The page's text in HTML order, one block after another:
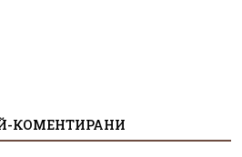
КОМЕНТИРАНИ